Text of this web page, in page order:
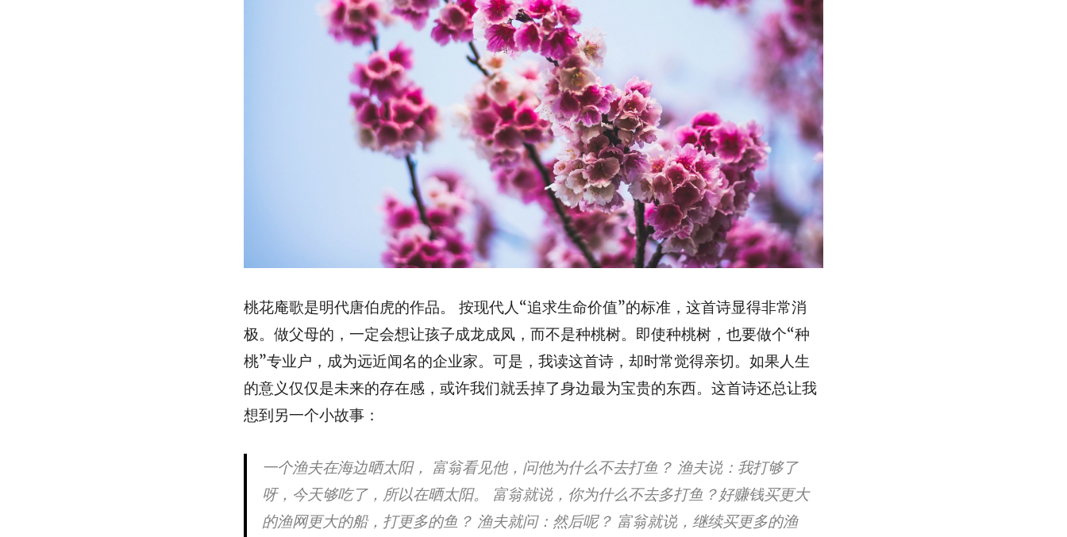
桃花庵歌是明代唐伯虎的作品。 按现代人“追求生命价值”的标准，这首诗显得非常消
极。做父母的，一定会想让孩子成龙成凤，而不是种桃树。即使种桃树，也要做个“种
桃”专业户，成为远近闻名的企业家。可是，我读这首诗，却时常觉得亲切。如果人生
的意义仅仅是未来的存在感，或许我们就丢掉了身边最为宝贵的东西。这首诗还总让我
想到另一个小故事：
一个渔夫在海边晒太阳， 富翁看见他，问他为什么不去打鱼？ 渔夫说：我打够了
呀，今天够吃了，所以在晒太阳。 富翁就说，你为什么不去多打鱼？好赚钱买更大
的渔网更大的船，打更多的鱼？ 渔夫就问：然后呢？ 富翁就说，继续买更多的渔